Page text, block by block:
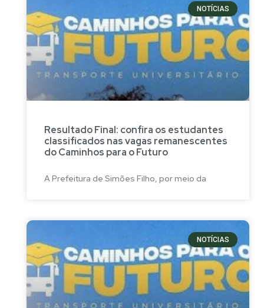
NOTÍCIAS
Resultado Final: confira os estudantes
classificados nas vagas remanescentes
do Caminhos para o Futuro
A Prefeitura de Simões Filho, por meio da
NOTÍCIAS